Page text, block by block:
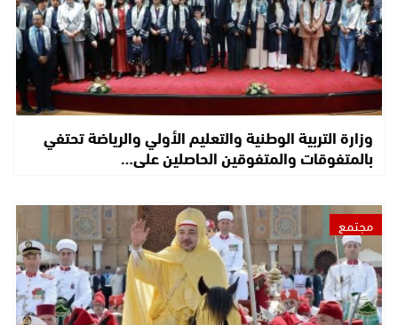
وزارة التربية الوطنية والتعليم الأولي والرياضة تحتفي
بالمتفوقات والمتفوقين الحاصلين على…
مجتمع